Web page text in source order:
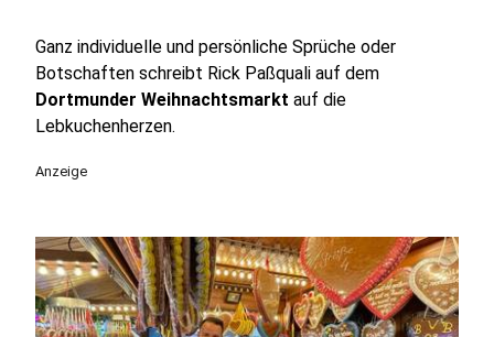
Ganz individuelle und persönliche Sprüche oder
Botschaften schreibt Rick Paßquali auf dem
Dortmunder Weihnachtsmarkt auf die
Lebkuchenherzen.
Anzeige